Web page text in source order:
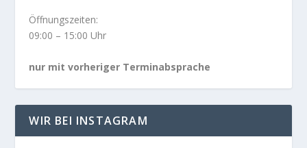
Öffnungszeiten:
09:00 – 15:00 Uhr
nur mit vorheriger Terminabsprache
WIR BEI INSTAGRAM